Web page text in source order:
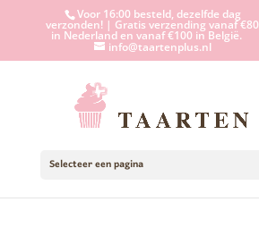
Voor 16:00 besteld, dezelfde dag
verzonden! | Gratis verzending vanaf €80
in Nederland en vanaf €100 in België.
info@taartenplus.nl
Selecteer een pagina